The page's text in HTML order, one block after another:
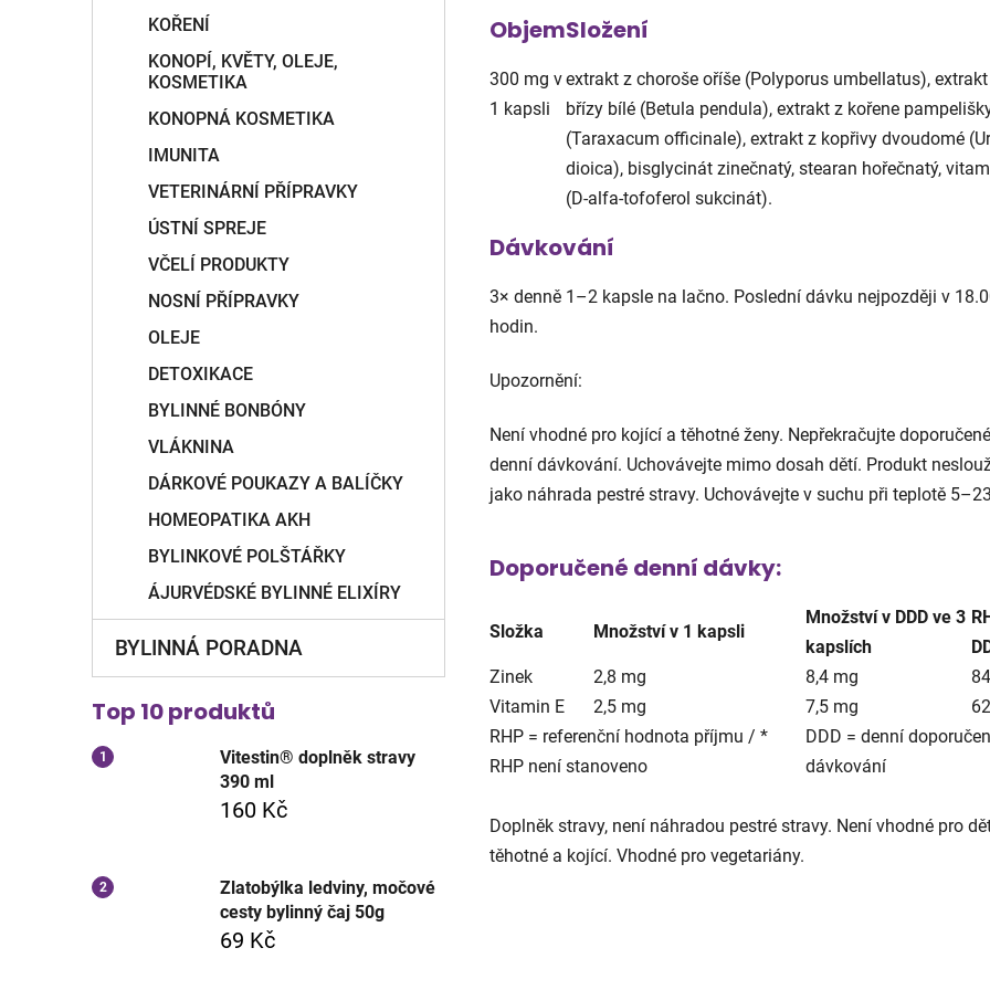
KOŘENÍ
KONOPÍ, KVĚTY, OLEJE,
KOSMETIKA
KONOPNÁ KOSMETIKA
IMUNITA
VETERINÁRNÍ PŘÍPRAVKY
ÚSTNÍ SPREJE
VČELÍ PRODUKTY
NOSNÍ PŘÍPRAVKY
OLEJE
DETOXIKACE
BYLINNÉ BONBÓNY
VLÁKNINA
DÁRKOVÉ POUKAZY A BALÍČKY
HOMEOPATIKA AKH
BYLINKOVÉ POLŠTÁŘKY
ÁJURVÉDSKÉ BYLINNÉ ELIXÍRY
BYLINNÁ PORADNA
Top 10 produktů
Vitestin® doplněk stravy
390 ml
160 Kč
Zlatobýlka ledviny, močové
cesty bylinný čaj 50g
69 Kč
Objem
300 mg v
1 kapsli
Složení
extrakt z choroše oříše (Polyporus umbellatus),
břízy bílé (Betula pendula), extrakt z kořene
(Taraxacum officinale), extrakt z kopřivy dvoudomé
dioica), bisglycinát zinečnatý, stearan hořečnatý,
(D-alfa-tofoferol sukcinát).
Dávkování
3× denně 1–2 kapsle na lačno. Poslední dávku nejpozději v
hodin.
Upozornění:
Není vhodné pro kojící a těhotné ženy. Nepřekračujte doporučené
denní dávkování. Uchovávejte mimo dosah dětí. Produkt
jako náhrada pestré stravy. Uchovávejte v suchu při teplotě
Doporučené denní dávky:
Složka Množství v 1 kapsli
Množství v DDD ve 3
kapslích
Zinek
2,8 mg 8,4 mg
Vitamin E
2,5 mg 7,5 mg
RHP = referenční hodnota příjmu / *
RHP není stanoveno
DDD = denní
dávkování
Doplněk stravy, není náhradou pestré stravy. Není vhodné pro
těhotné a kojící. Vhodné pro vegetariány.